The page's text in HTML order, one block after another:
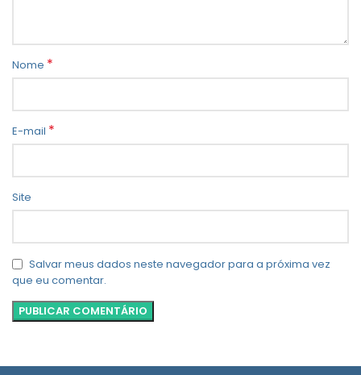
Nome *
E-mail *
Site
Salvar meus dados neste navegador para a próxima vez
que eu comentar.